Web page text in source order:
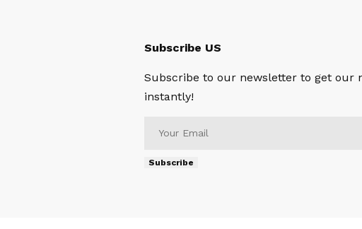
Subscribe US
Subscribe to our newsletter to get our
instantly!
Subscribe